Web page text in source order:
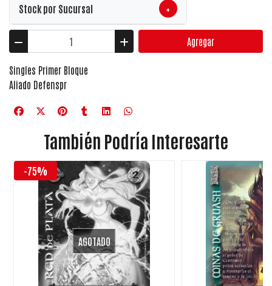
Stock por Sucursal +
Agregar
Singles Primer Bloque
Aliado Defenspr
También Podría Interesarte
-75%
AGOTADO